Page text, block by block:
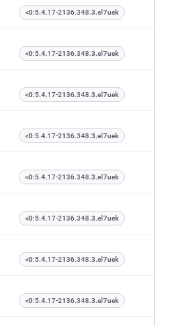
<0:5.4.17-2136.348.3.el7uek
<0:5.4.17-2136.348.3.el7uek
<0:5.4.17-2136.348.3.el7uek
<0:5.4.17-2136.348.3.el7uek
<0:5.4.17-2136.348.3.el7uek
<0:5.4.17-2136.348.3.el7uek
<0:5.4.17-2136.348.3.el7uek
<0:5.4.17-2136.348.3.el7uek